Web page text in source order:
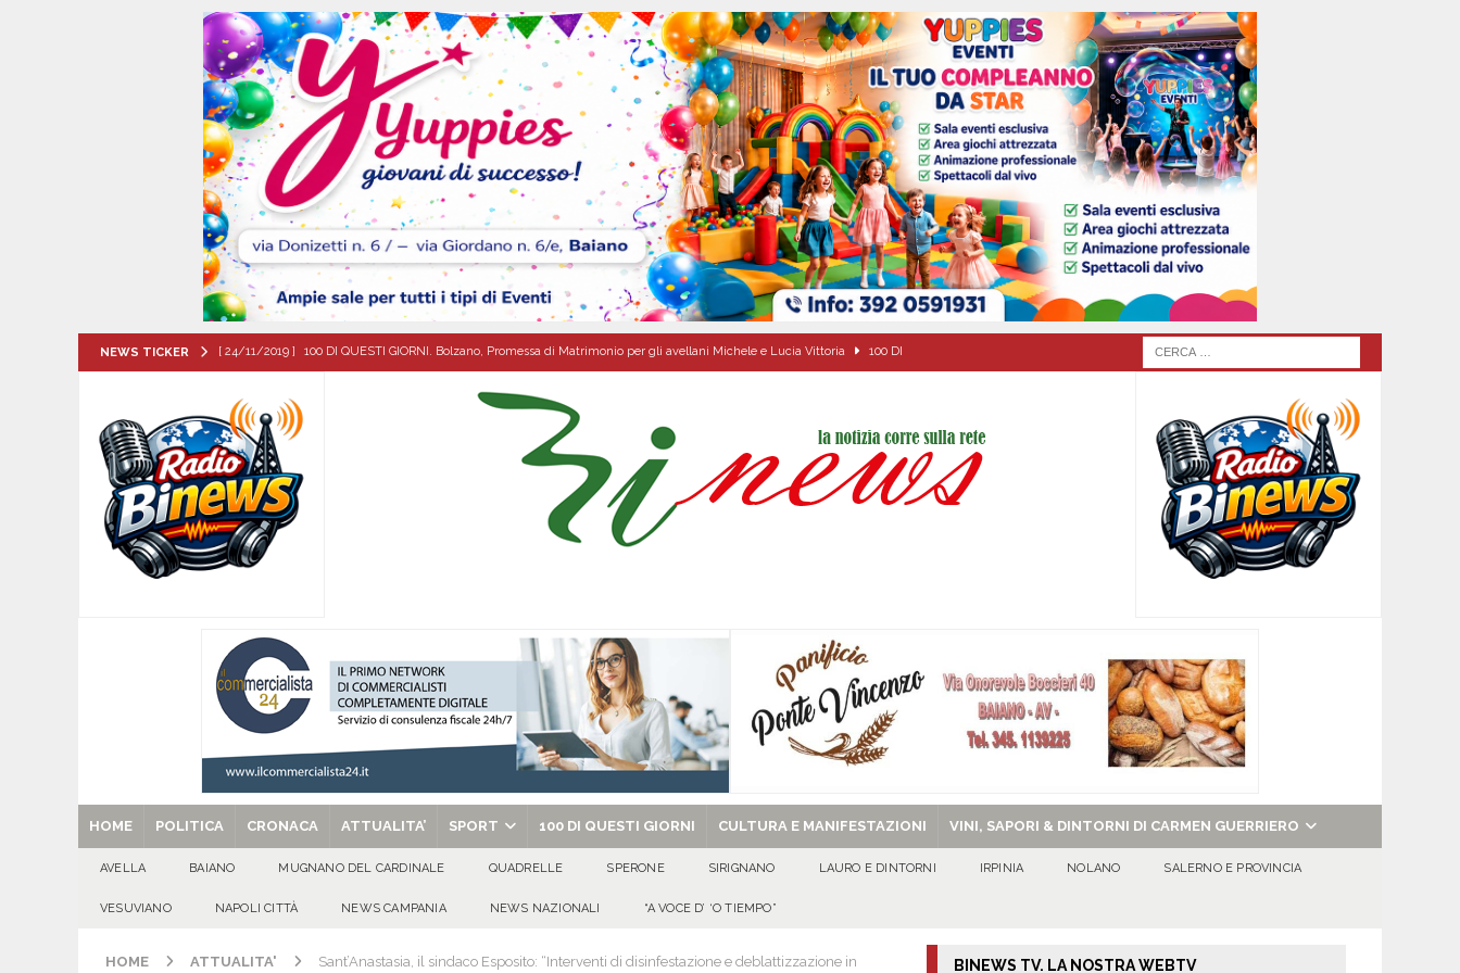
NEWS TICKER [ 24/11/2019 ] 100 DI QUESTI GIORNI. Bolzano, Promessa di Matrimonio per gli avellani Michele e Lucia Vittoria 100 DI
[ 07/08/2026 ] Montoro (AV): Ruba circa 130mila di energia elettrica – i Carabinieri denunciano un 65enne
[ 07/08/2026 ] Lioni, si presenta il libro “Tu sei per me lo specchio e il porto” D’Amelio: “Gettiamo un seme d’impegno futuro
per tante e tanti”
[ 07/08/2026 ] Per la dignità del gonfalone di Sant’Andrea — Appello per l’inclusione e la tutela delle tradizioni di Sirignano
CULTURA E MANIFESTAZIONI
[ 07/08/2026 ] Baiano in festa per i 40 anni di Carla Miceli: gli auguri speciali della famiglia Colucci 100 DI QUESTI GIORNI
[ 29/08/2025 ] SANT’Oggi. Venerdì 29 agosto la chiesa celebra il Martirio di san Giovanni Battista e santa Sabina EVIDENZA
HOME POLITICA CRONACA ATTUALITA’ SPORT 100 DI QUESTI GIORNI CULTURA E MANIFESTAZIONI VINI, SAPORI & DINTORNI DI CARMEN GUERRIERO
AVELLA BAIANO MUGNANO DEL CARDINALE QUADRELLE SPERONE SIRIGNANO LAURO E DINTORNI IRPINIA NOLANO SALERNO E PROVINCIA
VESUVIANO NAPOLI CITTÀ NEWS CAMPANIA NEWS NAZIONALI “A VOCE D’ ‘O TIEMPO”
HOME ATTUALITA' Sant’Anastasia, il sindaco Esposito: “Interventi di disinfestazione e deblattizzazione in BINEWS TV. LA NOSTRA WEBTV